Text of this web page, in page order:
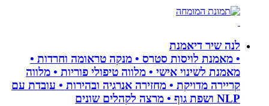
לנה שיר דיאמנת
• מאמנת לויסות סטרס • מנקה טראומה וחרדות •
מאמנת לשינוי אישי • מלווה טיפולי פוריות • מלווה
קריירה מדויקת • מחזירה אנרגיה ובהירות • עובדת עם
NLP ושפת גוף • מרצה לקהלים שונים